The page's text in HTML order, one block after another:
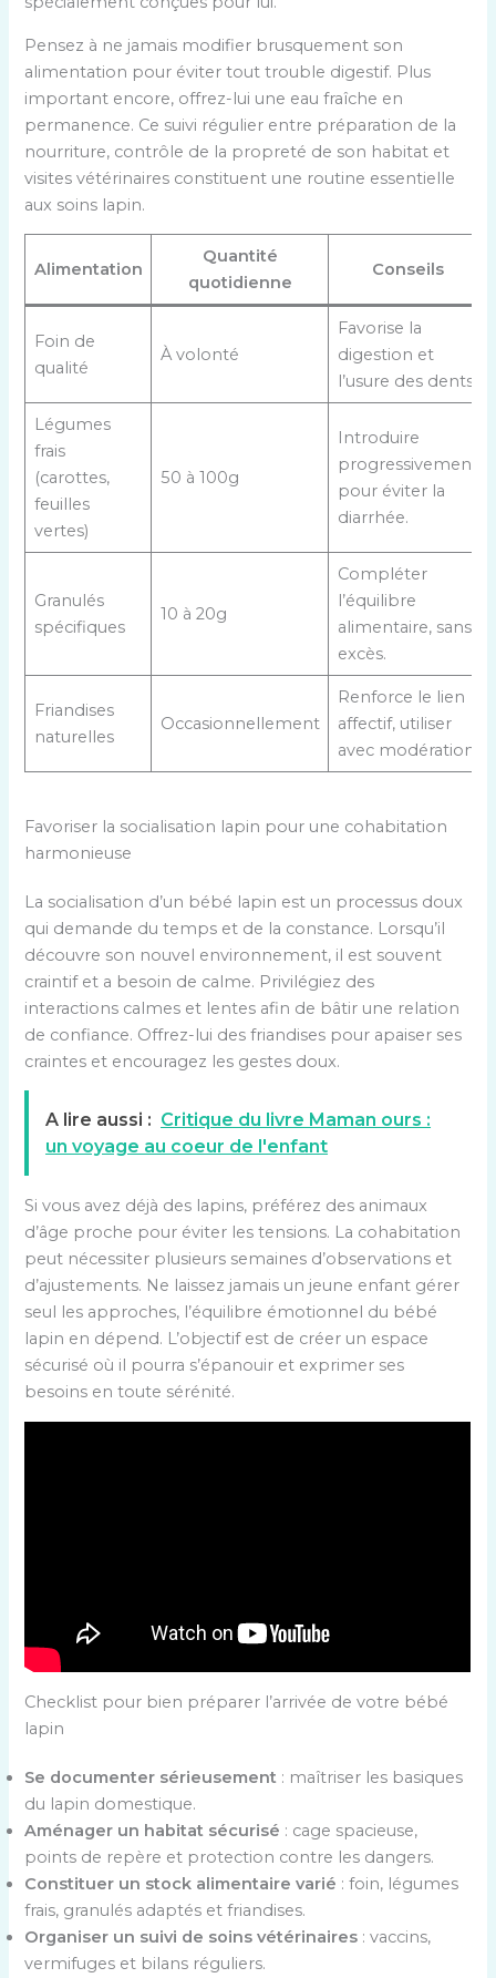
Pensez à ne jamais modifier brusquement son
alimentation pour éviter tout trouble digestif. Plus
important encore, offrez-lui une eau fraîche en
permanence. Ce suivi régulier entre préparation de la
nourriture, contrôle de la propreté de son habitat et
visites vétérinaires constituent une routine essentielle
aux soins lapin.
Alimentation
Quantité
quotidienne
Conseils
Foin de
qualité
À volonté
Favorise la
digestion et
l’usure des dents.
Légumes
frais
(carottes,
feuilles
vertes)
50 à 100g
Introduire
progressivement
pour éviter la
diarrhée.
Granulés
spécifiques
10 à 20g
Compléter
l’équilibre
alimentaire, sans
excès.
Friandises
naturelles
Occasionnellement
Renforce le lien
affectif, utiliser
avec modération.
Favoriser la socialisation lapin pour une cohabitation
harmonieuse
La socialisation d’un bébé lapin est un processus doux
qui demande du temps et de la constance. Lorsqu’il
découvre son nouvel environnement, il est souvent
craintif et a besoin de calme. Privilégiez des
interactions calmes et lentes afin de bâtir une relation
de confiance. Offrez-lui des friandises pour apaiser ses
craintes et encouragez les gestes doux.
A lire aussi : Critique du livre Maman ours :
un voyage au coeur de l'enfant
Si vous avez déjà des lapins, préférez des animaux
d’âge proche pour éviter les tensions. La cohabitation
peut nécessiter plusieurs semaines d’observations et
d’ajustements. Ne laissez jamais un jeune enfant gérer
seul les approches, l’équilibre émotionnel du bébé
lapin en dépend. L’objectif est de créer un espace
sécurisé où il pourra s’épanouir et exprimer ses
besoins en toute sérénité.
Checklist pour bien préparer l’arrivée de votre bébé
lapin
Se documenter sérieusement : maîtriser les basiques
du lapin domestique.
Aménager un habitat sécurisé : cage spacieuse,
points de repère et protection contre les dangers.
Constituer un stock alimentaire varié : foin, légumes
frais, granulés adaptés et friandises.
Organiser un suivi de soins vétérinaires : vaccins,
vermifuges et bilans réguliers.